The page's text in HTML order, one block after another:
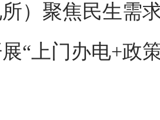
所）聚焦民生需
“上门办电+政